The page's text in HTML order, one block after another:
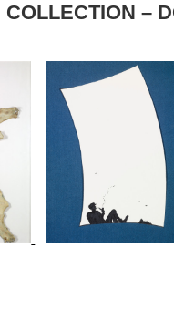
COLLECTION –